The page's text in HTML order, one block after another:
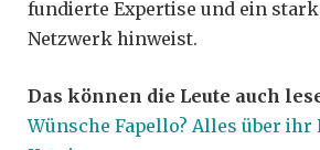
fundierte Expertise und ein
Netzwerk hinweist.
Das können die Leute auch
Wünsche Fapello? Alles über ihr